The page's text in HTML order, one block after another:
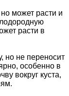
может расти и
расти в
но не переносит
особенно в
вокруг куста,